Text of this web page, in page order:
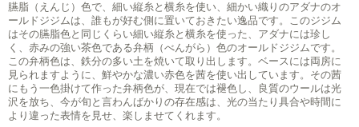
臙脂（えんじ）色で、細い縦糸と横糸を使い、細かい織りのアダナのオ
ールドジジムは、誰もが好む側に置いておきたい逸品です。このジジム
はその臙脂色と同じくらい細い縦糸と横糸を使った、アダナには珍し
く、赤みの強い茶色である弁柄（べんがら）色のオールドジジムです。
この弁柄色は、鉄分の多い土を焼いて取り出します。ベースには両房に
見られますように、鮮やかな濃い赤色を茜を使い出しています。その茜
にもう一色掛けて作った弁柄色が、現在では褪色し、良質のウールは光
沢を放ち、今が旬と言わんばかりの存在感は、光の当たり具合や時間に
より違った表情を見せ、楽しませてくれます。